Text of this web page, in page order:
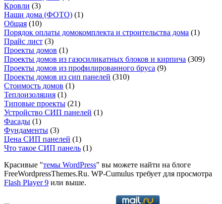
Кровли (3)
Наши дома (ФОТО) (1)
Общая (10)
Порядок оплаты домокомплекта и строительства дома (1)
Прайс лист (3)
Проекты домов (1)
Проекты домов из газосиликатных блоков и кирпича (309)
Проекты домов из профилированного бруса (9)
Проекты домов из сип панелей (310)
Стоимость домов (1)
Теплоизоляция (1)
Типовые проекты (21)
Устройство СИП панелей (1)
Фасады (1)
Фундаменты (3)
Цена СИП панелей (1)
Что такое СИП панель (1)
Красивые "темы WordPress" вы можете найти на блоге
FreeWordpressThemes.Ru. WP-Cumulus требует для просмотра
Flash Player 9 или выше.